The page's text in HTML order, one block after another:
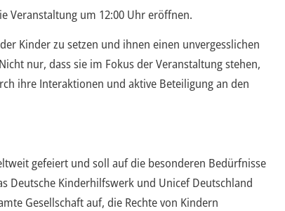
Veranstaltung um 12:00 Uhr eröffnen.
Kinder zu setzen und ihnen einen unvergesslichen
nur, dass sie im Fokus der Veranstaltung stehen,
ihre Interaktionen und aktive Beteiligung an den
gefeiert und soll auf die besonderen Bedürfnisse
Deutsche Kinderhilfswerk und Unicef Deutschland
Gesellschaft auf, die Rechte von Kindern